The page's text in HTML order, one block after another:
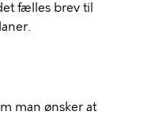
fælles brev til
man ønsker at